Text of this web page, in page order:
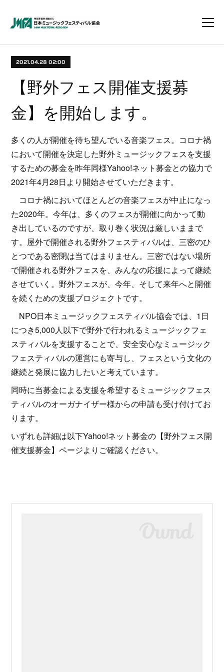
2021.04.28 02:00
【野外フェス開催支援募
金】を開始します。
多くの人が開催を待ち望んでいる音楽フェス。コロナ禍
において開催を決定した野外ミュージックフェスを支援
するための募金を昨年同様Yahoo!ネット募金との協力で
2021年4月28日より開始させていただきます。
コロナ禍においてほとんどの音楽フェスが中止になっ
た2020年。今年は、多くのフェスが開催に向かって動
き出しているのですが、取り巻く状況は厳しいままで
す。屋外で開催される野外フェスティバルは、三密のひ
とつである密閉は当てはまりません。三密ではない場所
で開催される野外フェスを、みんなの応援によって継続
させていく。野外フェスが、今年、そして来年へと開催
を続くための支援プロジェクトです。
NPO日本ミュージックフェスティバル協会では、1日
につき5,000人以下で野外で行われるミュージックフェ
スティバルを支援することで、安全安心なミュージック
フェスティバルの運営にも寄与し、フェスという文化の
継続と発展に協力したいと考えています。
同時に当募金による支援を希望するミュージックフェス
ティバルのオーガナイザー様からの申請も受け付けてお
ります。
いずれも詳細は以下Yahoo!ネット募金の【野外フェス開
催支援募金】ページよりご確認ください。